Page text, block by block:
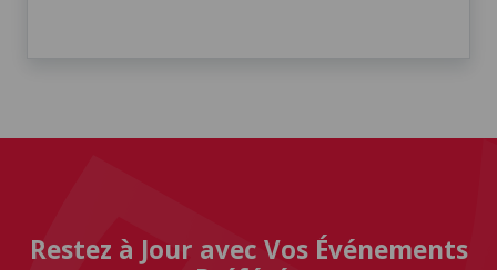
Restez à Jour avec Vos Événements